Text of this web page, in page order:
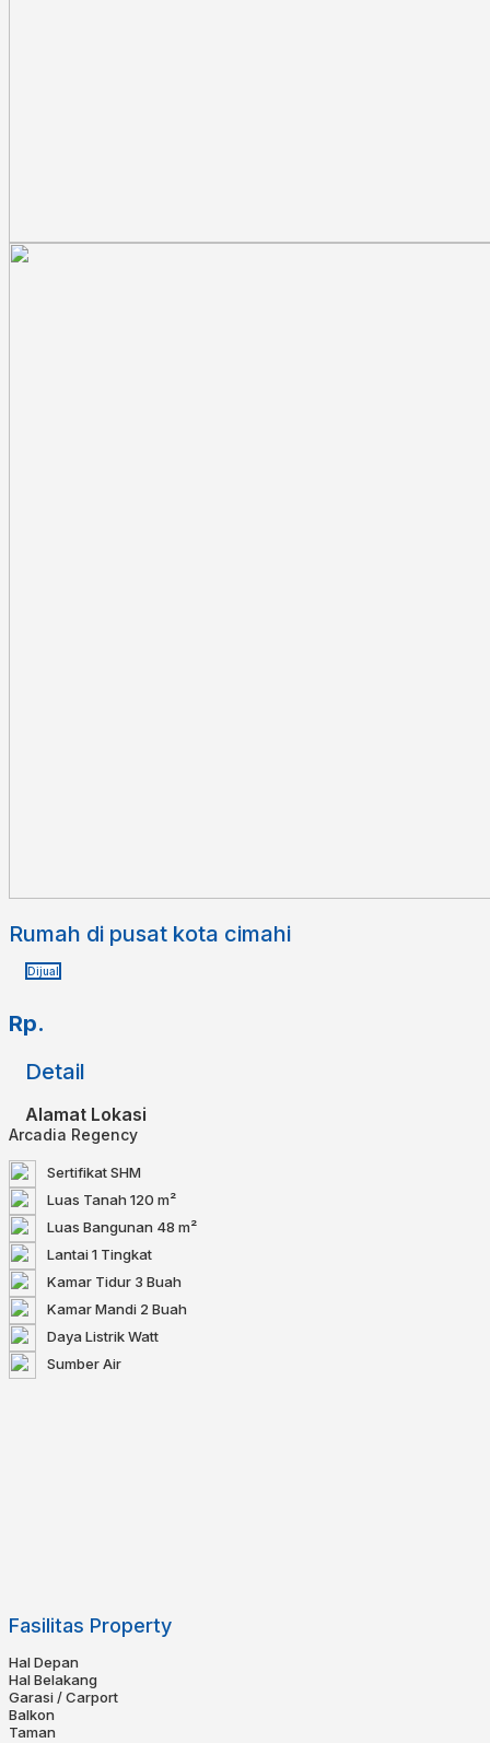
Rumah di pusat kota cimahi
Dijual
Rp.
Detail
Alamat Lokasi
Arcadia Regency
SertifikatSHM
Luas Tanah 120 m²
Luas Bangunan 48 m²
Lantai1 Tingkat
Kamar Tidur 3 Buah
Kamar Mandi 2 Buah
Daya ListrikWatt
Sumber Air
Fasilitas Property
Hal Depan
Hal Belakang
Garasi / Carport
Balkon
Taman